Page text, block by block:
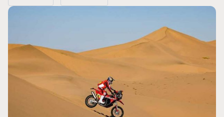
: Horaires et
du GP de Grande-
MOTO GP
Zarco évite l'opération et vise